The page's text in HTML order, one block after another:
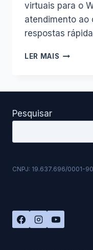
virtuais para o
atendimento ao
respostas
LER MAIS
DO
Pesquisar
CNPJ: 19.637.696/0001-90